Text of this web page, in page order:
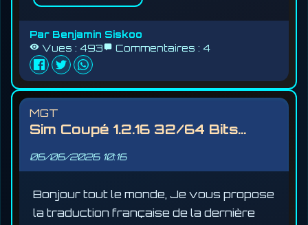
Par Benjamin Siskoo
Vues : 493 Commentaires : 4
MGT
Sim Coupé 1.2.16 32/64 Bits...
06/06/2026 10:16
Bonjour tout le monde, Je vous propose
la traduction française de la dernière